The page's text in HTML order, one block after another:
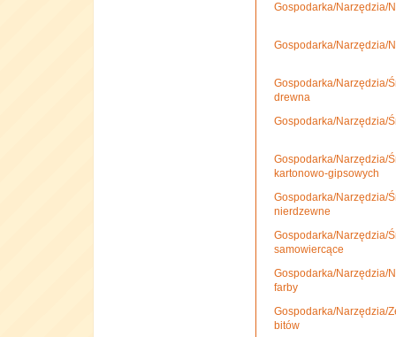
Gospodarka/Narzędzia/
Gospodarka/Narzędzia/
Gospodarka/Narzędzia/
drewna
Gospodarka/Narzędzia/
Gospodarka/Narzędzia/
kartonowo-gipsowych
Gospodarka/Narzędzia/
nierdzewne
Gospodarka/Narzędzia/
samowiercące
Gospodarka/Narzędzia/
farby
Gospodarka/Narzędzia/
bitów